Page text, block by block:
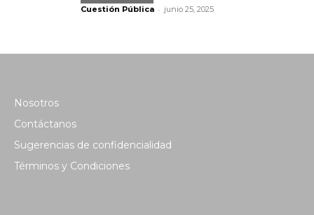
Cuestión Pública - junio 25, 2025
Nosotros
Contáctanos
Sugerencias de confidencialidad
Términos y Condiciones